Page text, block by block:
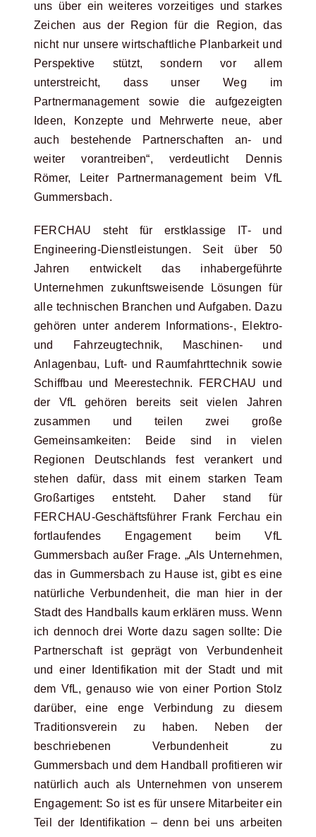
uns über ein weiteres vorzeitiges und starkes
Zeichen aus der Region für die Region, das
nicht nur unsere wirtschaftliche Planbarkeit und
Perspektive stützt, sondern vor allem
unterstreicht, dass unser Weg im
Partnermanagement sowie die aufgezeigten
Ideen, Konzepte und Mehrwerte neue, aber
auch bestehende Partnerschaften an- und
weiter vorantreiben“, verdeutlicht Dennis
Römer, Leiter Partnermanagement beim VfL
Gummersbach.
FERCHAU steht für erstklassige IT- und
Engineering-Dienstleistungen. Seit über 50
Jahren entwickelt das inhabergeführte
Unternehmen zukunftsweisende Lösungen für
alle technischen Branchen und Aufgaben. Dazu
gehören unter anderem Informations-, Elektro-
und Fahrzeugtechnik, Maschinen- und
Anlagenbau, Luft- und Raumfahrttechnik sowie
Schiffbau und Meerestechnik. FERCHAU und
der VfL gehören bereits seit vielen Jahren
zusammen und teilen zwei große
Gemeinsamkeiten: Beide sind in vielen
Regionen Deutschlands fest verankert und
stehen dafür, dass mit einem starken Team
Großartiges entsteht. Daher stand für
FERCHAU-Geschäftsführer Frank Ferchau ein
fortlaufendes Engagement beim VfL
Gummersbach außer Frage. „Als Unternehmen,
das in Gummersbach zu Hause ist, gibt es eine
natürliche Verbundenheit, die man hier in der
Stadt des Handballs kaum erklären muss. Wenn
ich dennoch drei Worte dazu sagen sollte: Die
Partnerschaft ist geprägt von Verbundenheit
und einer Identifikation mit der Stadt und mit
dem VfL, genauso wie von einer Portion Stolz
darüber, eine enge Verbindung zu diesem
Traditionsverein zu haben. Neben der
beschriebenen Verbundenheit zu
Gummersbach und dem Handball profitieren wir
natürlich auch als Unternehmen von unserem
Engagement: So ist es für unsere Mitarbeiter ein
Teil der Identifikation – denn bei uns arbeiten